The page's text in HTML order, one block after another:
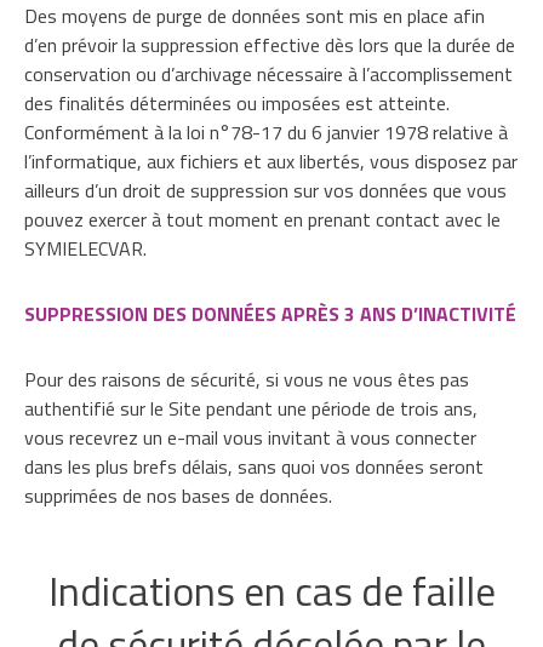
Des moyens de purge de données sont mis en place afin
d’en prévoir la suppression effective dès lors que la durée de
conservation ou d’archivage nécessaire à l’accomplissement
des finalités déterminées ou imposées est atteinte.
Conformément à la loi n°78-17 du 6 janvier 1978 relative à
l’informatique, aux fichiers et aux libertés, vous disposez par
ailleurs d’un droit de suppression sur vos données que vous
pouvez exercer à tout moment en prenant contact avec le
SYMIELECVAR.
SUPPRESSION DES DONNÉES APRÈS 3 ANS D’INACTIVITÉ
Pour des raisons de sécurité, si vous ne vous êtes pas
authentifié sur le Site pendant une période de trois ans,
vous recevrez un e-mail vous invitant à vous connecter
dans les plus brefs délais, sans quoi vos données seront
supprimées de nos bases de données.
Indications en cas de faille